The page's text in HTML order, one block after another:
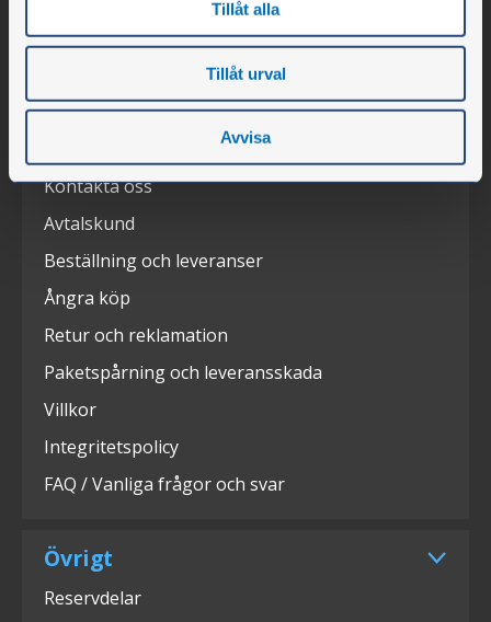
Tillåt alla
Tillåt urval
Avvisa
Press
Kontakta oss
Avtalskund
Beställning och leveranser
Ångra köp
Retur och reklamation
Paketspårning och leveransskada
Villkor
Integritetspolicy
FAQ / Vanliga frågor och svar
Övrigt
Reservdelar